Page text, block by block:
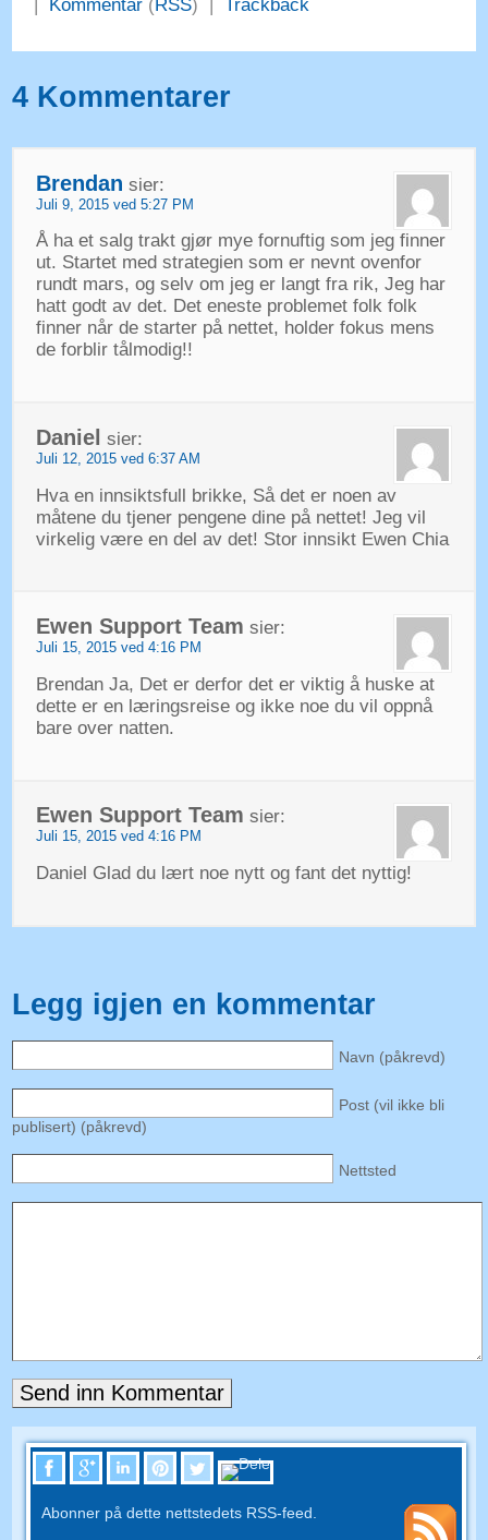
Kommentar ( RSS) | Trackback
4 Kommentarer
Brendan sier:
Juli 9, 2015 ved 5:27 PM
Å ha et salg trakt gjør mye fornuftig som jeg finner
ut. Startet med strategien som er nevnt ovenfor
rundt mars, og selv om jeg er langt fra rik, Jeg har
hatt godt av det. Det eneste problemet folk folk
finner når de starter på nettet, holder fokus mens
de forblir tålmodig!!
Daniel sier:
Juli 12, 2015 ved 6:37 AM
Hva en innsiktsfull brikke, Så det er noen av
måtene du tjener pengene dine på nettet! Jeg vil
virkelig være en del av det! Stor innsikt Ewen Chia
Ewen Support Team sier:
Juli 15, 2015 ved 4:16 PM
Brendan Ja, Det er derfor det er viktig å huske at
dette er en læringsreise og ikke noe du vil oppnå
bare over natten.
Ewen Support Team sier:
Juli 15, 2015 ved 4:16 PM
Daniel Glad du lært noe nytt og fant det nyttig!
Legg igjen en kommentar
Navn (påkrevd)
Post (vil ikke bli
publisert) (påkrevd)
Nettsted
Abonner på dette nettstedets RSS-feed.